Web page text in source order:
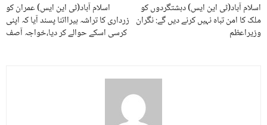
اسلام آباد(ٹی این ایس) عمران کو
زرداری کا تراشہ ہیرااتنا پسند آیا کہ اپنی
کرسی اسکے حوالے کر دیا،خواجہ آصف
اسلام آباد(ٹی این ایس) دہشتگردوں کو
ملک کا امن تباہ نہیں کرنے دیں گے: نگران
وزیراعظم